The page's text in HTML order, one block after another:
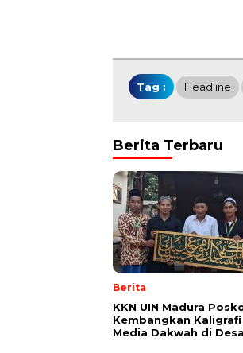
Tag : Headline
Berita Terbaru
Berita
KKN UIN Madura
Kembangkan
Media Dakwah di